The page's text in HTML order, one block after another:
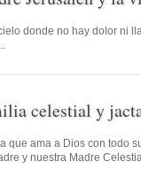
donde no hay dolor ni
celestial y
que ama a Dios con todo
y nuestra Madre